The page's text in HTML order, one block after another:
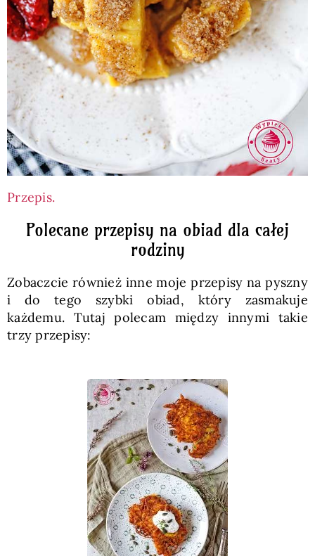
Przepis.
Polecane przepisy na obiad dla całej
rodziny
Zobaczcie również inne moje przepisy na pyszny
i do tego szybki obiad, który zasmakuje
każdemu. Tutaj polecam między innymi takie
trzy przepisy: